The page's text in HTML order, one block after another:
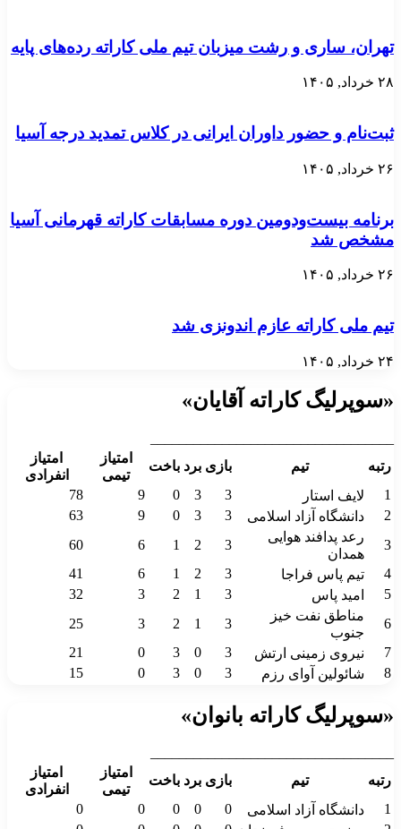
تهران، ساری و رشت میزبان تیم ملی کاراته رده‌های پایه
۲۸ خرداد, ۱۴۰۵
ثبت‌نام و حضور داوران ایرانی در کلاس تمدید درجه آسیا
۲۶ خرداد, ۱۴۰۵
برنامه بیست‌ودومین دوره مسابقات کاراته قهرمانی آسیا
مشخص شد
۲۶ خرداد, ۱۴۰۵
تیم ملی کاراته عازم اندونزی شد
۲۴ خرداد, ۱۴۰۵
«سوپرلیگ کاراته آقایان»
رتبه
تیم بازی برد باخت
امتیاز
تیمی
امتیاز
انفرادی
1
لایف استار 3
3
0
9
78
2
دانشگاه آزاد اسلامی 3
3
0
9
63
3
رعد پدافند هوایی
همدان
3
2
1
6
60
4
تیم پاس فراجا 3
2
1
6
41
5
امید پاس 3
1
2
3
32
6
مناطق نفت خیز
جنوب
3
1
2
3
25
7
نیروی زمینی ارتش 3
0
3
0
21
8
شائولین آوای رزم 3
0
3
0
15
«سوپرلیگ کاراته بانوان»
رتبه
تیم بازی برد باخت
امتیاز
تیمی
امتیاز
انفرادی
1
دانشگاه آزاد اسلامی 0
0
0
0
0